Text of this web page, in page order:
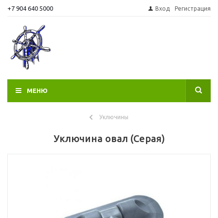
+7 904 640 5000 Вход Регистрация
МЕНЮ
Уключины
Уключина овал (Серая)